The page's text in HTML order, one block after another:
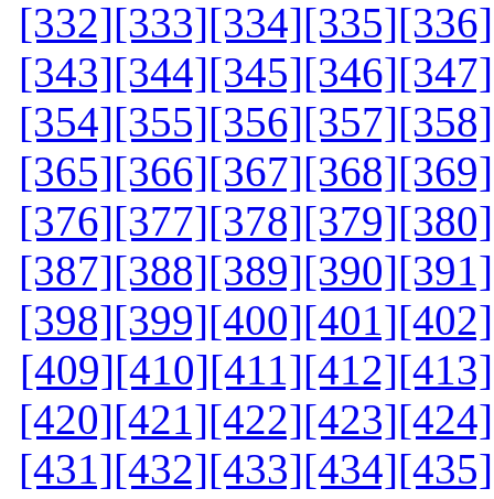
[332][333][334][335][336]
[343][344][345][346][347]
[354][355][356][357][358]
[365][366][367][368][369]
[376][377][378][379][380]
[387][388][389][390][391]
[398][399][400][401][402]
[409][410][411][412][413]
[420][421][422][423][424]
[431][432][433][434][435]